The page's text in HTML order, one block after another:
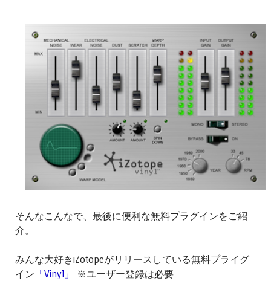
そんなこんなで、最後に便利な無料プラグインをご紹
介。
みんな大好きiZotopeがリリースしている無料プライグ
イン 「Vinyl」 ※ユーザー登録は必要